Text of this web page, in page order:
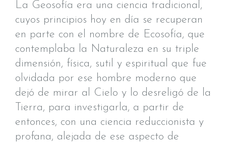
La Geosofía era una ciencia tradicional,
cuyos principios hoy en día se recuperan
en parte con el nombre de Ecosofía, que
contemplaba la Naturaleza en su triple
dimensión, física, sutil y espiritual que fue
olvidada por ese hombre moderno que
dejó de mirar al Cielo y lo desreligó de la
Tierra, para investigarla, a partir de
entonces, con una ciencia reduccionista y
profana, alejada de ese aspecto de